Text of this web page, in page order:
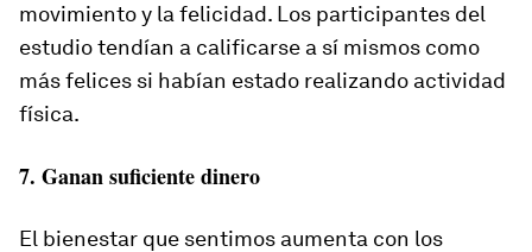
movimiento y la felicidad. Los participantes del
estudio tendían a calificarse a sí mismos como
más felices si habían estado realizando actividad
física.
7. Ganan suficiente dinero
El bienestar que sentimos aumenta con los